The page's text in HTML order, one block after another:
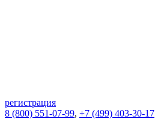
регистрация
8 (800) 551-07-99, +7 (499) 403-30-17